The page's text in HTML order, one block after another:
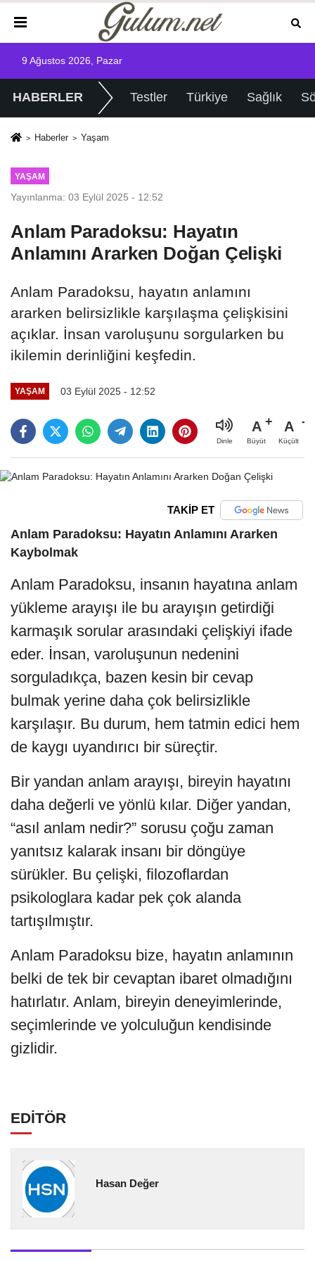
9 Ağustos 2026, Pazar
HABERLER Testler Türkiye Sağlık
Haberler Yaşam
YAŞAM
Yayınlanma: 03 Eylül 2025 - 12:52
Anlam Paradoksu: Hayatın
Anlamını Ararken Doğan Çelişki
Anlam Paradoksu, hayatın anlamını
ararken belirsizlikle karşılaşma çelişkisini
açıklar. İnsan varoluşunu sorgularken bu
ikilemin derinliğini keşfedin.
YAŞAM 03 Eylül 2025 - 12:52
Dinle
A
Büyüt
A
Küçült
TAKİP ET
Anlam Paradoksu: Hayatın Anlamını Ararken
Kaybolmak
Anlam Paradoksu, insanın hayatına anlam
yükleme arayışı ile bu arayışın getirdiği
karmaşık sorular arasındaki çelişkiyi ifade
eder. İnsan, varoluşunun nedenini
sorguladıkça, bazen kesin bir cevap
bulmak yerine daha çok belirsizlikle
karşılaşır. Bu durum, hem tatmin edici hem
de kaygı uyandırıcı bir süreçtir.
Bir yandan anlam arayışı, bireyin hayatını
daha değerli ve yönlü kılar. Diğer yandan,
“asıl anlam nedir?” sorusu çoğu zaman
yanıtsız kalarak insanı bir döngüye
sürükler. Bu çelişki, filozoflardan
psikologlara kadar pek çok alanda
tartışılmıştır.
Anlam Paradoksu bize, hayatın anlamının
belki de tek bir cevaptan ibaret olmadığını
hatırlatır. Anlam, bireyin deneyimlerinde,
seçimlerinde ve yolculuğun kendisinde
gizlidir.
EDİTÖR
Hasan Değer